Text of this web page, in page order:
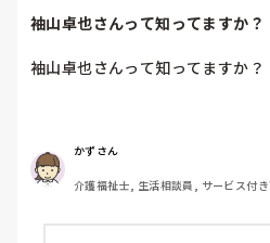
ので私達がいるのですが、普通は
の白い布をのけて、口に水をつけ
問題がないでしょうか？私は責任
ない天涯孤独なら、他の人がいや
願いしますって帰る？？お願い
袖山卓也さんって知ってますか？
袖山卓也さんって知ってますか？
かずさん
介護福祉士, 生活相談員, サービス付